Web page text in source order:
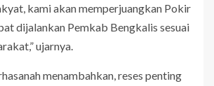
kami akan memperjuangkan Pokir
dijalankan Pemkab Bengkalis sesuai
ujarnya.
menambahkan, reses penting